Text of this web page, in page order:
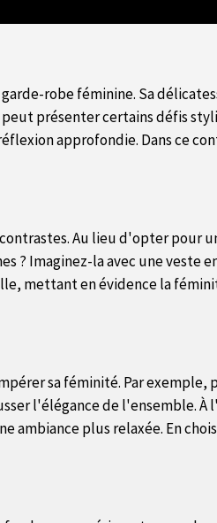
robe féminine. Sa
présenter certains défis
approfondie. Dans ce
Au lieu d'opter pour
? Imaginez-la avec une veste
mettant en évidence la
sa féminité. Par exemple,
l'élégance de l'ensemble. À
ambiance plus relaxée. En